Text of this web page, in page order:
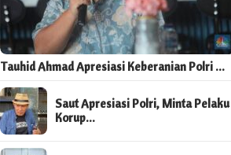
Tauhid Ahmad Apresiasi Keberanian Polri …
Saut Apresiasi Polri, Minta Pelaku
Korup…